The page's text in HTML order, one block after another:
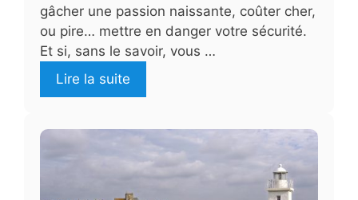
gâcher une passion naissante, coûter cher,
ou pire… mettre en danger votre sécurité.
Et si, sans le savoir, vous …
Lire la suite